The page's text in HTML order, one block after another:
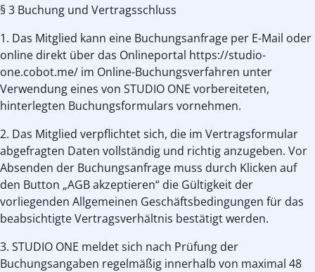
§ 3 Buchung und Vertragsschluss
1. Das Mitglied kann eine Buchungsanfrage per E-Mail oder
online direkt über das Onlineportal https://studio-
one.cobot.me/ im Online-Buchungsverfahren unter
Verwendung eines von STUDIO ONE vorbereiteten,
hinterlegten Buchungsformulars vornehmen.
2. Das Mitglied verpflichtet sich, die im Vertragsformular
abgefragten Daten vollständig und richtig anzugeben. Vor
Absenden der Buchungsanfrage muss durch Klicken auf
den Button „AGB akzeptieren“ die Gültigkeit der
vorliegenden Allgemeinen Geschäftsbedingungen für das
beabsichtigte Vertragsverhältnis bestätigt werden.
3. STUDIO ONE meldet sich nach Prüfung der
Buchungsangaben regelmäßig innerhalb von maximal 48